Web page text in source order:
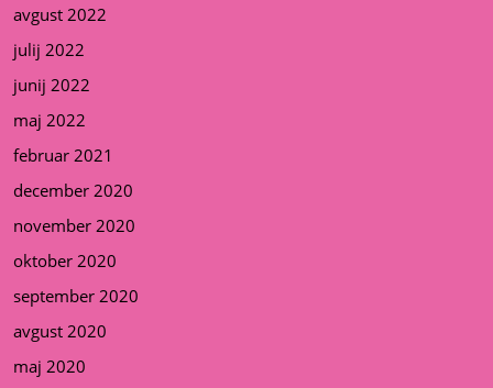
avgust 2022
julij 2022
junij 2022
maj 2022
februar 2021
december 2020
november 2020
oktober 2020
september 2020
avgust 2020
maj 2020